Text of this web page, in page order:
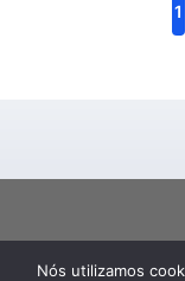
1
Nós utilizamos